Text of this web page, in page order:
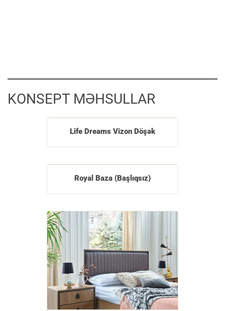
KONSEPT MƏHSULLAR
Life Dreams Vizon Döşək
Royal Baza (Başlıqsız)